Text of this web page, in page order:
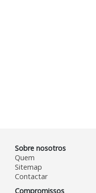
Sobre nosotros
Quem
Sitemap
Contactar
Compromissos